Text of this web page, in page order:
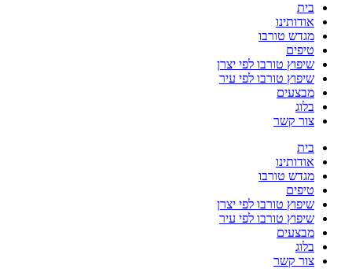
בית
אודותינו
מגדש טורבו
טיפים
שיפוץ טורבו לפי יצרן
שיפוץ טורבו לפי עיר
מבצעים
בלוג
צור קשר
בית
אודותינו
מגדש טורבו
טיפים
שיפוץ טורבו לפי יצרן
שיפוץ טורבו לפי עיר
מבצעים
בלוג
צור קשר